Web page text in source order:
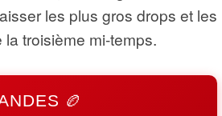
les plus gros drops et les
troisième mi-temps.
🏉